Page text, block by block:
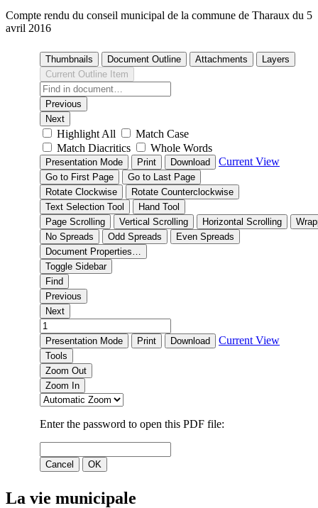
Compte rendu du conseil municipal de la commune de Tharaux du 5
avril 2016
La vie municipale